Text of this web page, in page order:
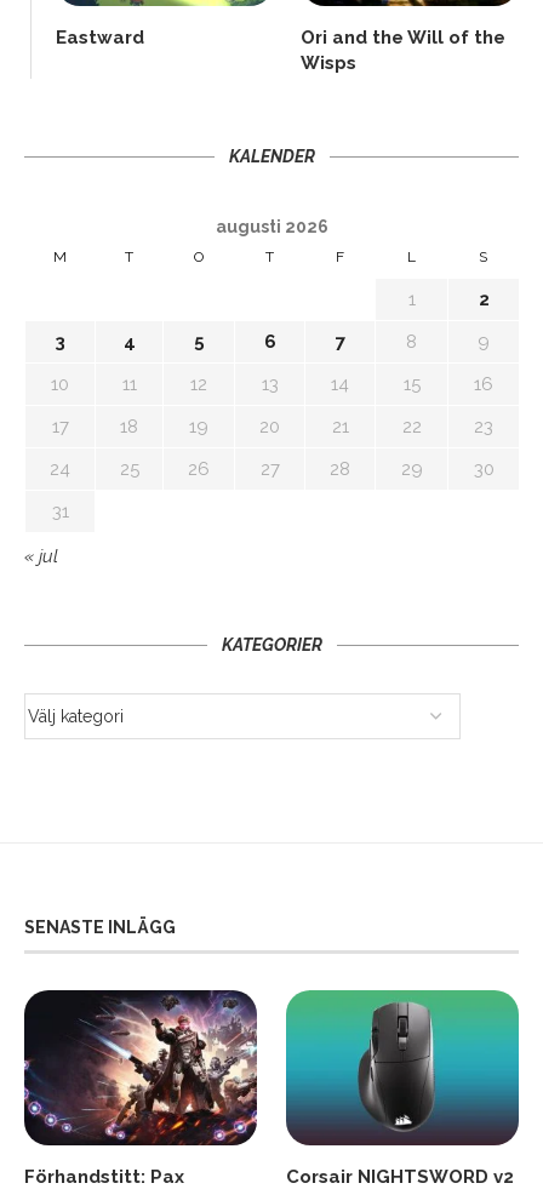
Eastward
Ori and the Will of the
Wisps
KALENDER
augusti 2026
M T O T F L S
1
2
3
4 5 6 7 8
9
10
11 12 13 14 15
16
17
18 19 20 21 22
23
24
25 26 27 28 29
30
31
« jul
KATEGORIER
SENASTE INLÄGG
Förhandstitt: Pax
Corsair NIGHTSWORD v2